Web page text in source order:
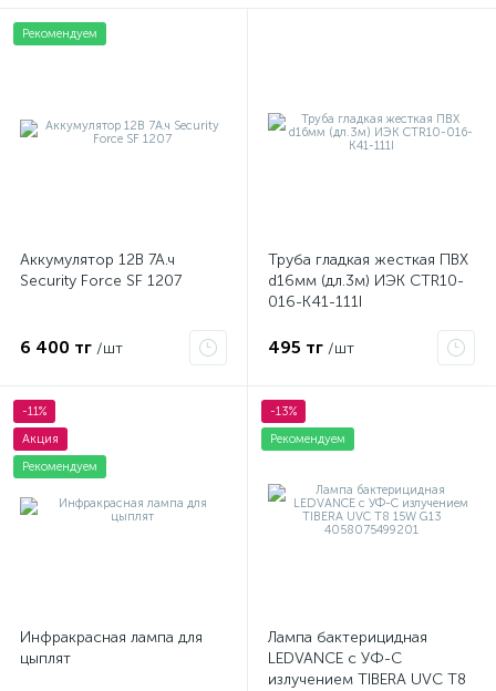
Рекомендуем
Аккумулятор 12В 7А.ч
Security Force SF 1207
6 400 тг /шт
Труба гладкая жесткая ПВХ
d16мм (дл.3м) ИЭК CTR10-
016-K41-111I
495 тг /шт
-11%
Акция
Рекомендуем
Инфракрасная лампа для
цыплят
-13%
Рекомендуем
Лампа бактерицидная
LEDVANCE с УФ-С
излучением TIBERA UVC T8